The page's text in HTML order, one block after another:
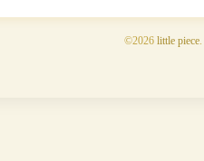
©2026 little piece